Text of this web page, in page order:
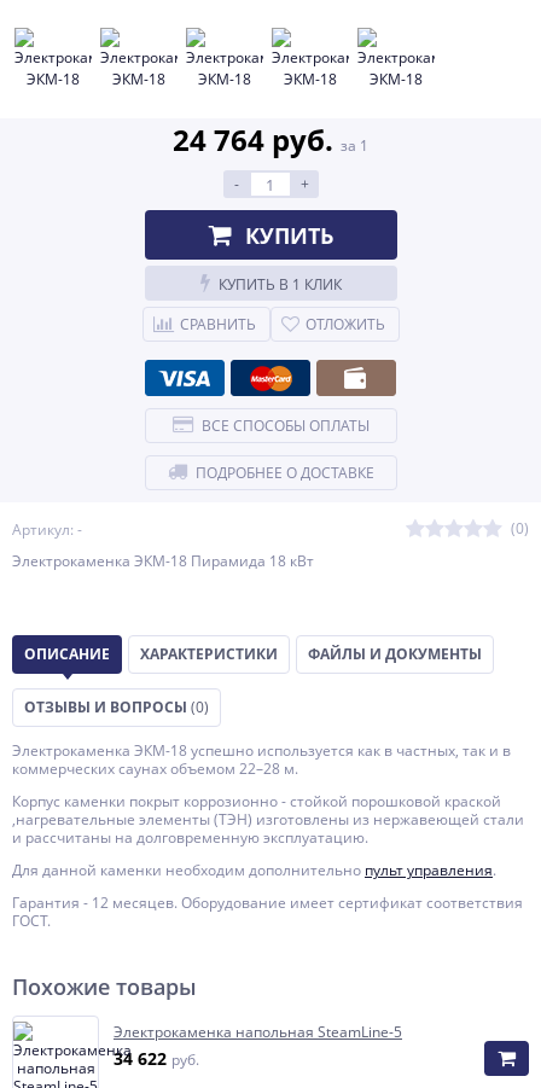
Артикул: -
(0)
Электрокаменка ЭКМ-18 Пирамида 18 кВт
24 764 руб. за 1
-
+
КУПИТЬ
КУПИТЬ В 1 КЛИК
СРАВНИТЬ
ОТЛОЖИТЬ
ВСЕ СПОСОБЫ ОПЛАТЫ
ПОДРОБНЕЕ О ДОСТАВКЕ
ОПИСАНИЕ ХАРАКТЕРИСТИКИ ФАЙЛЫ И ДОКУМЕНТЫ
ОТЗЫВЫ И ВОПРОСЫ (0)
Электрокаменка ЭКМ-18 успешно используется как в частных, так и в
коммерческих саунах объемом 22–28 м.
Корпус каменки покрыт коррозионно - стойкой порошковой краской
,нагревательные элементы (ТЭН) изготовлены из нержавеющей стали
и рассчитаны на долговременную эксплуатацию.
Для данной каменки необходим дополнительно пульт управления.
Гарантия - 12 месяцев. Оборудование имеет сертификат соответствия
ГОСТ.
Похожие товары
Электрокаменка напольная SteamLine-5
34 622 руб.